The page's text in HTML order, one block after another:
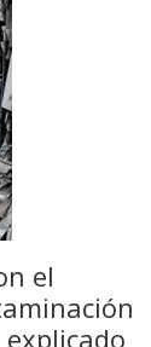
el